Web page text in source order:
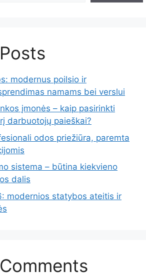
modernus poilsio ir
namams bei verslui
įmonės – kaip pasirinkti
darbuotojų paieškai?
odos priežiūra, paremta
sistema – būtina kiekvieno
dalis
modernios statybos ateitis ir